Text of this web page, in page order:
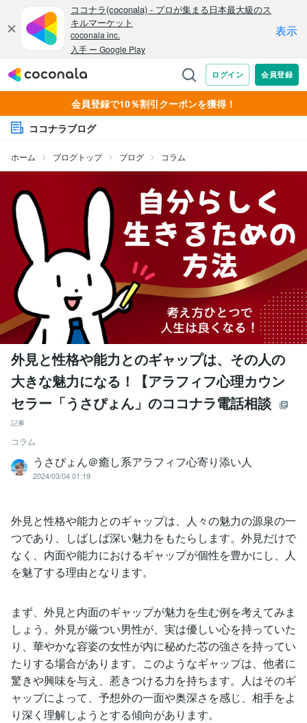
会員登録で10％割引クーポンを獲得！
ココナラブログ
ホーム ブログトップ ブログ コラム
外見と性格や能力とのギャップは、その人の
大きな魅力になる！【アラフィフ心理カウン
セラー「うさぴょん」のココナラ電話相談
記事
コラム
うさぴょん＠癒し系アラフィフ心寄り添い人
2024/03/04 01:19
外見と性格や能力とのギャップは、人々の魅力の源泉の一
つであり、しばしば深い魅力をもたらします。外見だけで
なく、内面や能力におけるギャップが個性を豊かにし、人
を魅了する理由となります。
まず、外見と内面のギャップが魅力を生む例を考えてみま
しょう。外見が厳つい男性が、実は優しい心を持っていた
り、華やかな容姿の女性が内に秘めた芯の強さを持ってい
たりする場合があります。このようなギャップは、他者に
驚きや興味を与え、惹きつける力を持ちます。人はそのギ
ャップによって、予想外の一面や奥深さを感じ、相手をよ
り深く理解しようとする傾向があります。